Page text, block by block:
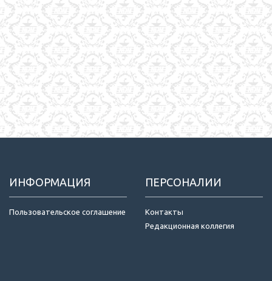
ИНФОРМАЦИЯ
Пользовательское соглашение
ПЕРСОНАЛИИ
Контакты
Редакционная коллегия